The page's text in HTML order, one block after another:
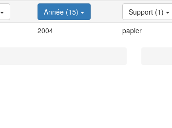
Année (15) Support (1)
2004 papier